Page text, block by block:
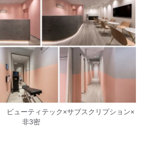
ビューティテック×サブスクリプション×
非3密